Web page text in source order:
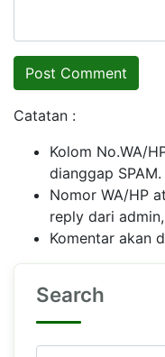
Catatan :
Kolom No.WA/
dianggap SPAM.
Nomor WA/HP
reply dari
Komentar akan
Search